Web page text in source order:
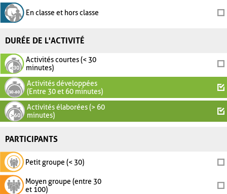
En classe et hors classe
DURÉE DE L'ACTIVITÉ
Activités courtes (< 30
minutes)
Activités développées
(Entre 30 et 60 minutes)
Activités élaborées (> 60
minutes)
PARTICIPANTS
Petit groupe (< 30)
Moyen groupe (entre 30
et 100)